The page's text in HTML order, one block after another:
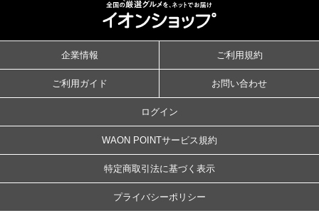
企業情報 ご利用規約
ご利用ガイド お問い合わせ
ログイン
WAON POINTサービス規約
特定商取引法に基づく表示
プライバシーポリシー